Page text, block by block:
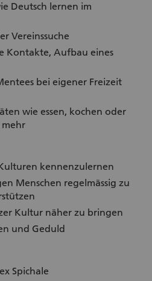
Deutsch lernen im
Vereinssuche
Kontakte, Aufbau eines
bei eigener Freizeit
wie essen, kochen oder
mehr
kennenzulernen
Menschen regelmässig zu
Kultur näher zu bringen
und Geduld
Spichale